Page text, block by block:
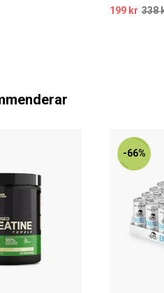
199 kr 338
-66%